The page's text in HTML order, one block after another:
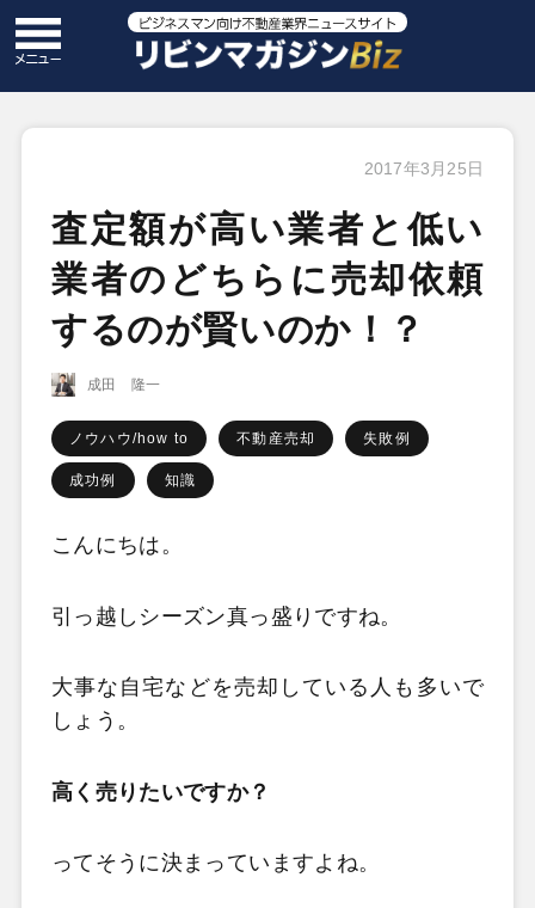
2017年3月25日
査定額が高い業者と低い
業者のどちらに売却依頼
するのが賢いのか！？
成田 隆一
ノウハウ/how to 不動産売却 失敗例
成功例 知識
こんにちは。
引っ越しシーズン真っ盛りですね。
大事な自宅などを売却している人も多いで
しょう。
高く売りたいですか？
ってそうに決まっていますよね。